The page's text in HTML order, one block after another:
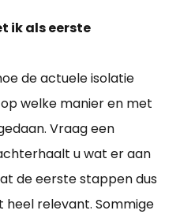
ik als eerste
de actuele isolatie
welke manier en met
Vraag een
u wat er aan
de eerste stappen dus
heel relevant. Sommige